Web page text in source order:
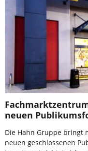
neuen
Die Hahn Gruppe bringt
neuen geschlossenen